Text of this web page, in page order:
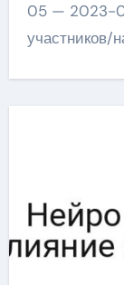
05 — 2023-
участников/